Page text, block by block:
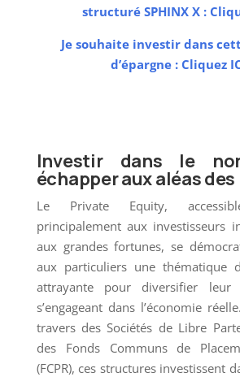
structuré SPHINX X :
Je souhaite investir dans
d’épargne : Cliquez
Investir dans le
échapper aux aléas
Le Private Equity,
principalement aux investisseurs
aux grandes fortunes, se
aux particuliers une thématique
attrayante pour diversifier leur
s’engageant dans l’économie
travers des Sociétés de Libre
des Fonds Communs de
(FCPR), ces structures investissent